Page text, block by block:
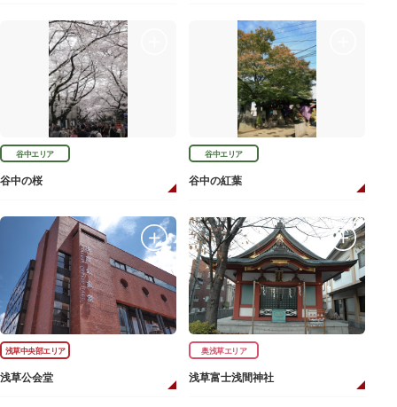
谷中エリア
谷中の桜
谷中エリア
谷中の紅葉
浅草中央部エリア
浅草公会堂
奥浅草エリア
浅草富士浅間神社